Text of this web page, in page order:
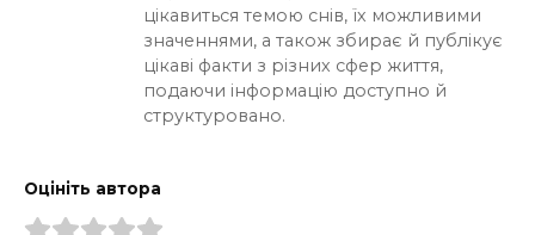
цікавиться темою снів, їх можливими
значеннями, а також збирає й публікує
цікаві факти з різних сфер життя,
подаючи інформацію доступно й
структуровано.
Оцініть автора